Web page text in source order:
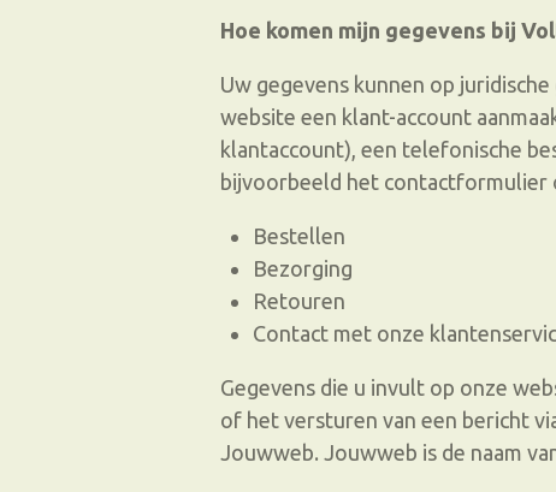
Hoe komen mijn gegevens bij
Uw gegevens kunnen op
website een klant-account
klantaccount), een telefonische
bijvoorbeeld het contactformulier
Bestellen
Bezorging
Retouren
Contact met onze
Gegevens die u invult op onze
of het versturen van een bericht
Jouwweb. Jouwweb is de naam